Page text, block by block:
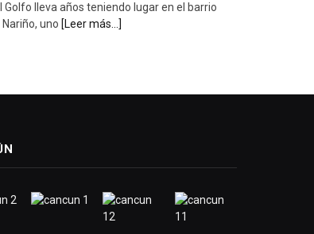
Golfo lleva años teniendo lugar en el barrio
Nariño, uno [Leer más...]